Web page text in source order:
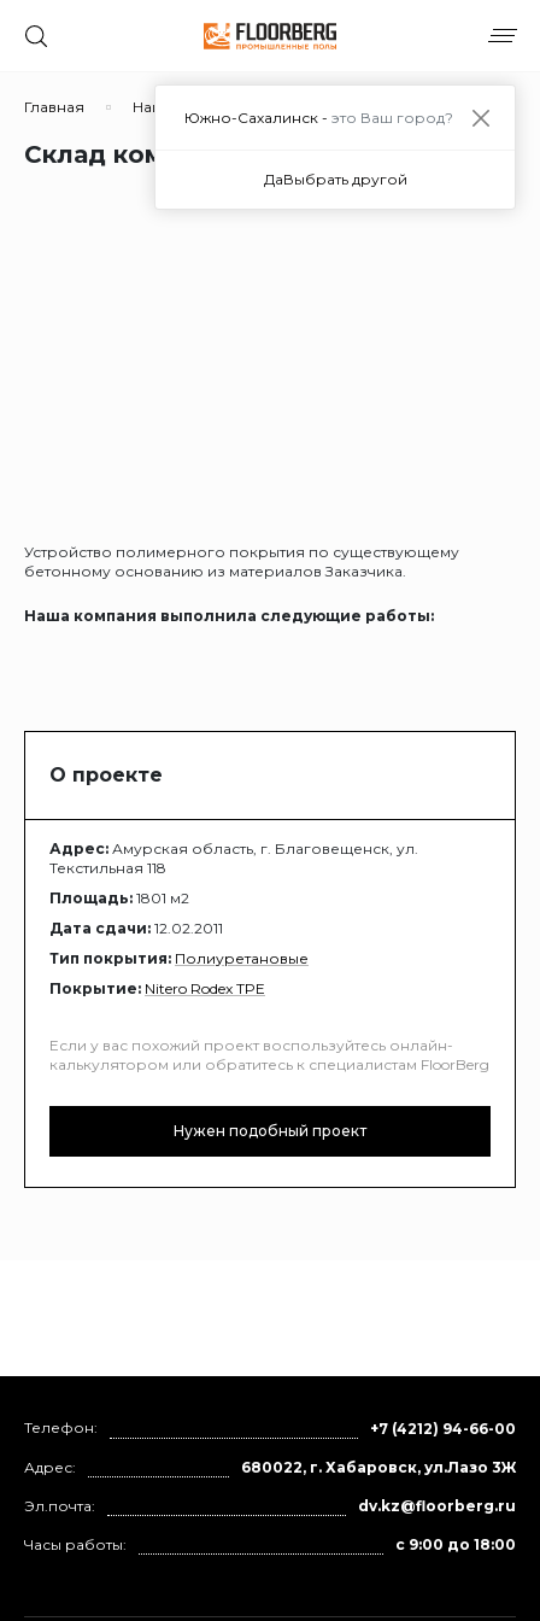
Главная Наши работы Склад компании "Арт-Маркет"
Склад компании "Арт-Маркет"
Устройство полимерного покрытия по существующему
бетонному основанию из материалов Заказчика.
Наша компания выполнила следующие работы:
О проекте
Адрес: Амурская область, г. Благовещенск, ул.
Текстильная 118
Площадь: 1801 м2
Дата сдачи: 12.02.2011
Тип покрытия: Полиуретановые
Покрытие: Nitero Rodex TPE
Если у вас похожий проект воспользуйтесь онлайн-
калькулятором или обратитесь к специалистам FloorBerg
Нужен подобный проект
Телефон: +7 (4212) 94-66-00
Адрес: 680022, г. Хабаровск, ул.Лазо 3Ж
Эл.почта: dv.kz@floorberg.ru
Часы работы: с 9:00 до 18:00
Южно-Сахалинск - это Ваш город?
ДаВыбрать другой